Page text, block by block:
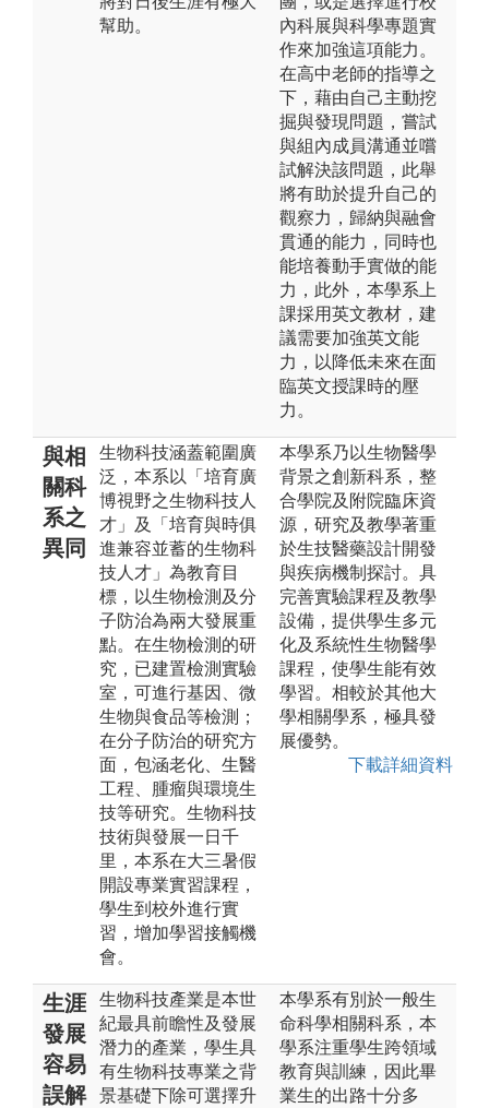
幫助。
內科展與科學專題實
作來加強這項能力。
在高中老師的指導之
下，藉由自己主動挖
掘與發現問題，嘗試
與組內成員溝通並嚐
試解決該問題，此舉
將有助於提升自己的
觀察力，歸納與融會
貫通的能力，同時也
能培養動手實做的能
力，此外，本學系上
課採用英文教材，建
議需要加強英文能
力，以降低未來在面
臨英文授課時的壓
力。
與相
關科
系之
異同
生物科技涵蓋範圍廣
泛，本系以「培育廣
博視野之生物科技人
才」及「培育與時俱
進兼容並蓄的生物科
技人才」為教育目
標，以生物檢測及分
子防治為兩大發展重
點。在生物檢測的研
究，已建置檢測實驗
室，可進行基因、微
生物與食品等檢測；
在分子防治的研究方
面，包涵老化、生醫
工程、腫瘤與環境生
技等研究。生物科技
技術與發展一日千
里，本系在大三暑假
開設專業實習課程，
學生到校外進行實
習，增加學習接觸機
會。
本學系乃以生物醫學
背景之創新科系，整
合學院及附院臨床資
源，研究及教學著重
於生技醫藥設計開發
與疾病機制探討。具
完善實驗課程及教學
設備，提供學生多元
化及系統性生物醫學
課程，使學生能有效
學習。相較於其他大
學相關學系，極具發
展優勢。
下載詳細資料
生涯
發展
容易
誤解
生物科技產業是本世
紀最具前瞻性及發展
潛力的產業，學生具
有生物科技專業之背
景基礎下除可選擇升
本學系有別於一般生
命科學相關科系，本
學系注重學生跨領域
教育與訓練，因此畢
業生的出路十分多